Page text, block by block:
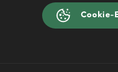
Cookie-